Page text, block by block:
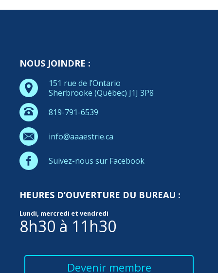
NOUS JOINDRE :
151 rue de l’Ontario
Sherbrooke (Québec) J1J 3P8
819-791-6539
info@aaaestrie.ca
Suivez-nous sur Facebook
HEURES D’OUVERTURE DU BUREAU :
Lundi, mercredi et vendredi
8h30 à 11h30
Devenir membre